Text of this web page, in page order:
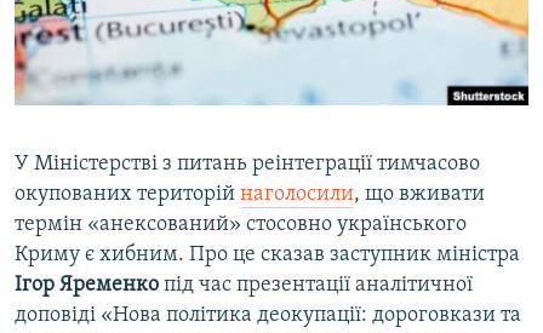
СВІДЧЕННЯ ОКУПАЦІЇ
УКРАЇНСЬКА ПРОБЛЕМА КРИМУ
ІНФОГРАФІКА
Qırımtatar
ДОЛУЧАЙСЯ!
Усі сайти RFE/RL
У Міністерстві з питань реінтеграції тимчасово
окупованих територій наголосили, що вживати
термін «анексований» стосовно українського
Криму є хибним. Про це сказав заступник міністра
Ігор Яременко під час презентації аналітичної
доповіді «Нова політика деокупації: дороговкази та